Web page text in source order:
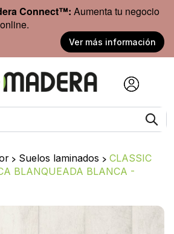
Connect™: Aumenta tu negocio
Ver más información
> Suelos laminados > CLASSIC
BLANQUEADA BLANCA -